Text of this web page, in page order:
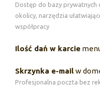
Dostęp do bazy prywatnych
okolicy, narzędzia
współpracy
Ilość dań w karcie
Skrzynka e-mailw
Profesjonalna poczta bez